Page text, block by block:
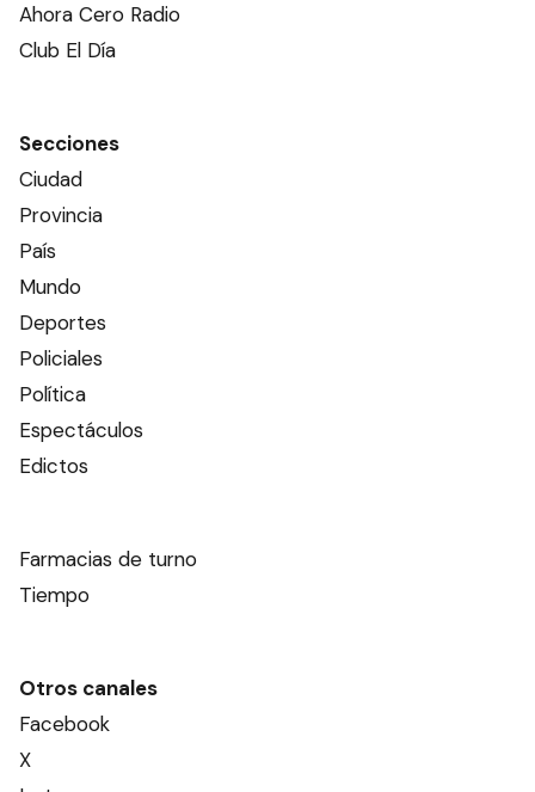
Ahora Cero Radio
Club El Día
Secciones
Ciudad
Provincia
País
Mundo
Deportes
Policiales
Política
Espectáculos
Edictos
Farmacias de turno
Tiempo
Otros canales
Facebook
X